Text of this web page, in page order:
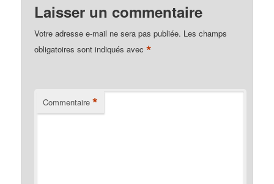
Laisser un commentaire
Votre adresse e-mail ne sera pas publiée. Les champs
obligatoires sont indiqués avec*
Commentaire *